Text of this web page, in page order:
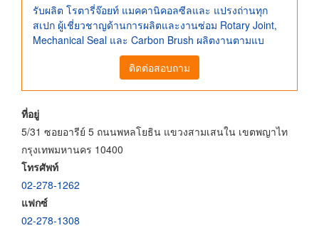
รับผลิต โรตารี่จ๊อยท์ แมคคานิคอลซีลและ แปรงถ่านทุก
สเปก ผู้เชี่ยวชาญด้านการผลิตและงานซ่อม Rotary Joint,
Mechanical Seal และ Carbon Brush ผลิตงานตามแบ
ติดต่อสอบถาม
ที่อยู่
5/31 ซอยอารีย์ 5 ถนนพหลโยธิน แขวงสามเสนใน เขตพญาไท
กรุงเทพมหานคร 10400
โทรศัพท์
02-278-1262
แฟกซ์
02-278-1308